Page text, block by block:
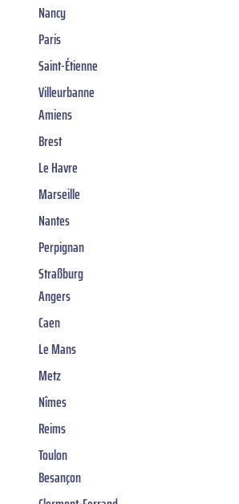
Nancy
Paris
Saint-Étienne
Villeurbanne
Amiens
Brest
Le Havre
Marseille
Nantes
Perpignan
Straßburg
Angers
Caen
Le Mans
Metz
Nîmes
Reims
Toulon
Besançon